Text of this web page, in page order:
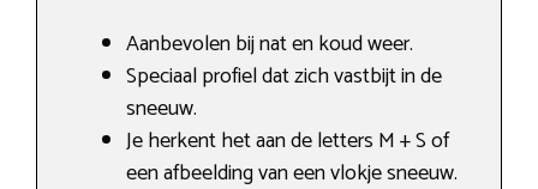
Aanbevolen bij nat en koud weer.
Speciaal profiel dat zich vastbijt in de
sneeuw.
Je herkent het aan de letters M + S of
een afbeelding van een vlokje sneeuw.